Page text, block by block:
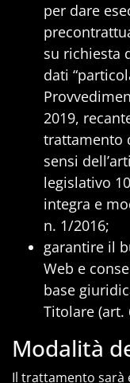
per dare
su richiesta
dati
2019,
trattamento
sensi
legislativo
integra e
n. 1/2016;
garantire il
Web e
base
Titolare (art.
Modalità
Il trattamento sarà